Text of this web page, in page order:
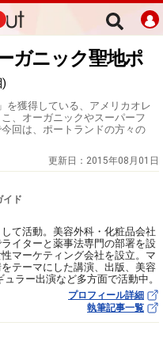
ガニック聖地ポ
を獲得している、アメリカオレ
、オーガニックやスーパーフ
回は、ポートランドの方々の
更新日： 2015年08月01日
イド
て活動。美容外科・化粧品会社
イターと薬事法専門の部署を設
マーケティング会社を設立。マ
テーマにした講演、出版、美容
ラー出演など多方面で活動中。
プロフィール詳細
執筆記事一覧